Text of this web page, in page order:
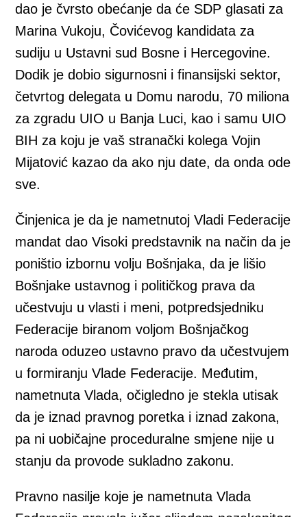
dao je čvrsto obećanje da će SDP glasati za
Marina Vukoju, Čovićevog kandidata za
sudiju u Ustavni sud Bosne i Hercegovine.
Dodik je dobio sigurnosni i finansijski sektor,
četvrtog delegata u Domu narodu, 70 miliona
za zgradu UIO u Banja Luci, kao i samu UIO
BIH za koju je vaš stranački kolega Vojin
Mijatović kazao da ako nju date, da onda ode
sve.
Činjenica je da je nametnutoj Vladi Federacije
mandat dao Visoki predstavnik na način da je
poništio izbornu volju Bošnjaka, da je lišio
Bošnjake ustavnog i političkog prava da
učestvuju u vlasti i meni, potpredsjedniku
Federacije biranom voljom Bošnjačkog
naroda oduzeo ustavno pravo da učestvujem
u formiranju Vlade Federacije. Međutim,
nametnuta Vlada, očigledno je stekla utisak
da je iznad pravnog poretka i iznad zakona,
pa ni uobičajne proceduralne smjene nije u
stanju da provode sukladno zakonu.
Pravno nasilje koje je nametnuta Vlada